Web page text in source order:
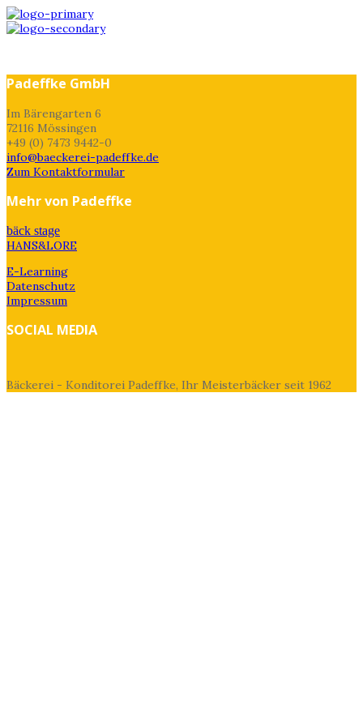
Padeffke GmbH
Im Bärengarten 6
72116 Mössingen
+49 (0) 7473 9442-0
info@baeckerei-padeffke.de
Zum Kontaktformular
Mehr von Padeffke
bäck stage
HANS&LORE
E-Learning
Datenschutz
Impressum
SOCIAL MEDIA
Bäckerei - Konditorei Padeffke, Ihr Meisterbäcker seit 1962